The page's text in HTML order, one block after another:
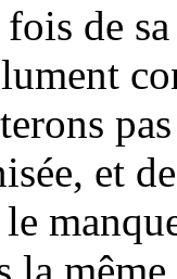
de
et
même